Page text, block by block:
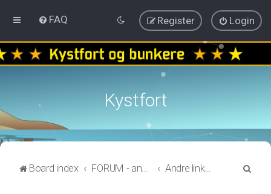
FAQ Login
Register
Kystfort
Board index FORUM - annen informasjon Andre linker/organisasjoner på internett